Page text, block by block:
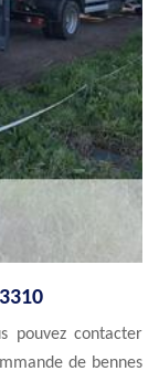
pouvez contacter
de bennes